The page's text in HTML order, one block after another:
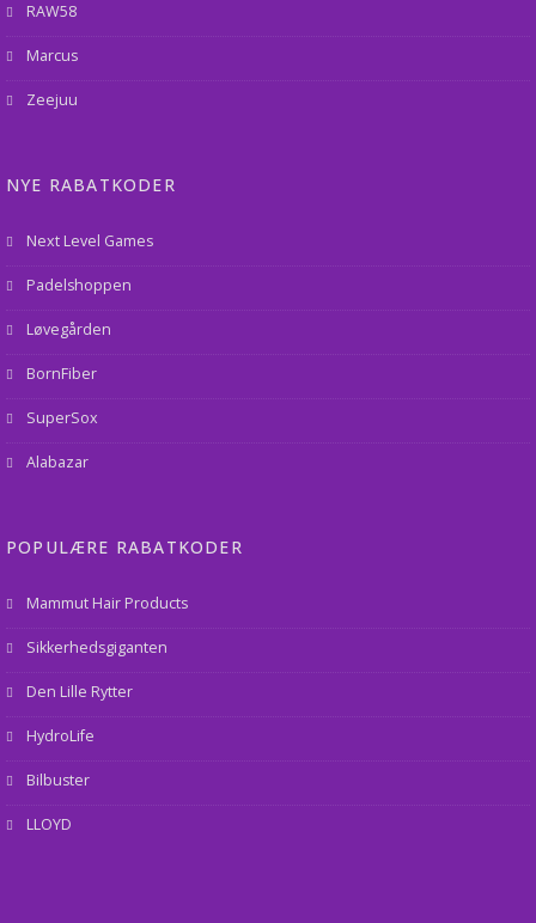
RAW58
Marcus
Zeejuu
NYE RABATKODER
Next Level Games
Padelshoppen
Løvegården
BornFiber
SuperSox
Alabazar
POPULÆRE RABATKODER
Mammut Hair Products
Sikkerhedsgiganten
Den Lille Rytter
HydroLife
Bilbuster
LLOYD